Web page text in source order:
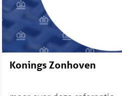
Konings Zonhoven